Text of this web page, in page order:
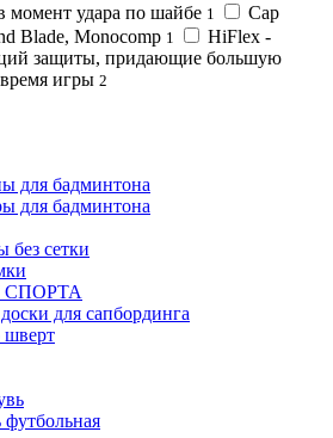
удара по шайбе 1
Cap
Blade, Monocomp 1
HiFlex -
защиты, придающие большую
игры 2
для бадминтона
для бадминтона
без сетки
для сапбординга
шверт